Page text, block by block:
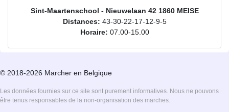
Sint-Maartenschool - Nieuwelaan 42 1860 MEISE
Distances: 43-30-22-17-12-9-5
Horaire: 07.00-15.00
© 2018-2026 Marcher en Belgique
Les données fournies sur ce site sont purement informatives. Nous ne pouvons
être tenus responsables de la non-organisation des marches.